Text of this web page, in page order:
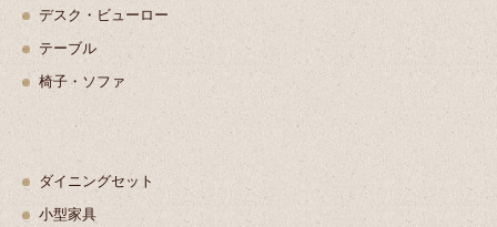
デスク・ビューロー
テーブル
椅子・ソファ
ダイニングセット
小型家具